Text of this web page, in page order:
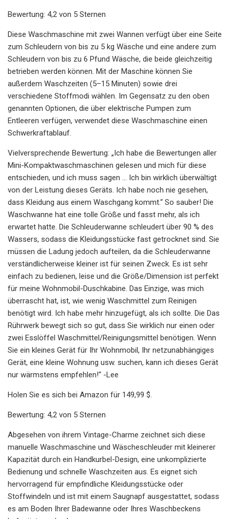
Bewertung: 4,2 von 5 Sternen
Diese Waschmaschine mit zwei Wannen verfügt über eine Seite
zum Schleudern von bis zu 5 kg Wäsche und eine andere zum
Schleudern von bis zu 6 Pfund Wäsche, die beide gleichzeitig
betrieben werden können. Mit der Maschine können Sie
außerdem Waschzeiten (5–15 Minuten) sowie drei
verschiedene Stoffmodi wählen. Im Gegensatz zu den oben
genannten Optionen, die über elektrische Pumpen zum
Entleeren verfügen, verwendet diese Waschmaschine einen
Schwerkraftablauf.
Vielversprechende Bewertung: „Ich habe die Bewertungen aller
Mini-Kompaktwaschmaschinen gelesen und mich für diese
entschieden, und ich muss sagen … Ich bin wirklich überwältigt
von der Leistung dieses Geräts. Ich habe noch nie gesehen,
dass Kleidung aus einem Waschgang kommt.“ So sauber! Die
Waschwanne hat eine tolle Größe und fasst mehr, als ich
erwartet hatte. Die Schleuderwanne schleudert über 90 % des
Wassers, sodass die Kleidungsstücke fast getrocknet sind. Sie
müssen die Ladung jedoch aufteilen, da die Schleuderwanne
verständlicherweise kleiner ist für seinen Zweck. Es ist sehr
einfach zu bedienen, leise und die Größe/Dimension ist perfekt
für meine Wohnmobil-Duschkabine. Das Einzige, was mich
überrascht hat, ist, wie wenig Waschmittel zum Reinigen
benötigt wird. Ich habe mehr hinzugefügt, als ich sollte. Die Das
Rührwerk bewegt sich so gut, dass Sie wirklich nur einen oder
zwei Esslöffel Waschmittel/Reinigungsmittel benötigen. Wenn
Sie ein kleines Gerät für Ihr Wohnmobil, Ihr netzunabhängiges
Gerät, eine kleine Wohnung usw. suchen, kann ich dieses Gerät
nur wärmstens empfehlen!“ -Lee
Holen Sie es sich bei Amazon für 149,99 $.
Bewertung: 4,2 von 5 Sternen
Abgesehen von ihrem Vintage-Charme zeichnet sich diese
manuelle Waschmaschine und Wäscheschleuder mit kleinerer
Kapazität durch ein Handkurbel-Design, eine unkomplizierte
Bedienung und schnelle Waschzeiten aus. Es eignet sich
hervorragend für empfindliche Kleidungsstücke oder
Stoffwindeln und ist mit einem Saugnapf ausgestattet, sodass
es am Boden Ihrer Badewanne oder Ihres Waschbeckens